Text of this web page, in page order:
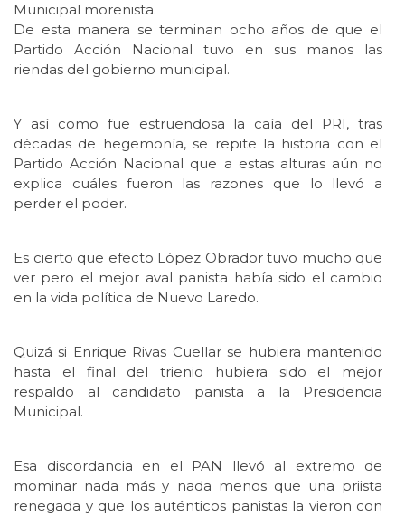
Municipal morenista.
De esta manera se terminan ocho años de que el
Partido Acción Nacional tuvo en sus manos las
riendas del gobierno municipal.
Y así como fue estruendosa la caía del PRI, tras
décadas de hegemonía, se repite la historia con el
Partido Acción Nacional que a estas alturas aún no
explica cuáles fueron las razones que lo llevó a
perder el poder.
Es cierto que efecto López Obrador tuvo mucho que
ver pero el mejor aval panista había sido el cambio
en la vida política de Nuevo Laredo.
Quizá si Enrique Rivas Cuellar se hubiera mantenido
hasta el final del trienio hubiera sido el mejor
respaldo al candidato panista a la Presidencia
Municipal.
Esa discordancia en el PAN llevó al extremo de
mominar nada más y nada menos que una priista
renegada y que los auténticos panistas la vieron con